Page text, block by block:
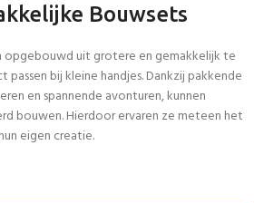
Bouwsets
opgebouwd uit grotere en gemakkelijk te
bij kleine handjes. Dankzij pakkende
en spannende avonturen, kunnen
bouwen. Hierdoor ervaren ze meteen het
eigen creatie.